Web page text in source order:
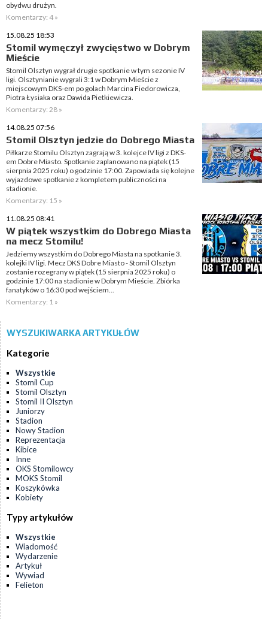
obydwu drużyn.
Komentarzy: 4 »
15.08.25 18:53
Stomil wymęczył zwycięstwo w Dobrym
Mieście
Stomil Olsztyn wygrał drugie spotkanie w tym sezonie IV
ligi. Olsztynianie wygrali 3:1 w Dobrym Mieście z
miejscowym DKS-em po golach Marcina Fiedorowicza,
Piotra Łysiaka oraz Dawida Pietkiewicza.
Komentarzy: 28 »
14.08.25 07:56
Stomil Olsztyn jedzie do Dobrego Miasta
Piłkarze Stomilu Olsztyn zagrają w 3. kolejce IV ligi z DKS-
em Dobre Miasto. Spotkanie zaplanowano na piątek (15
sierpnia 2025 roku) o godzinie 17:00. Zapowiada się kolejne
wyjazdowe spotkanie z kompletem publiczności na
stadionie.
Komentarzy: 15 »
11.08.25 08:41
W piątek wszystkim do Dobrego Miasta
na mecz Stomilu!
Jedziemy wszystkim do Dobrego Miasta na spotkanie 3.
kolejki IV ligi. Mecz DKS Dobre Miasto - Stomil Olsztyn
zostanie rozegrany w piątek (15 sierpnia 2025 roku) o
godzinie 17:00 na stadionie w Dobrym Mieście. Zbiórka
fanatyków o 16:30 pod wejściem...
Komentarzy: 1 »
WYSZUKIWARKA ARTYKUŁÓW
Kategorie
Wszystkie
Stomil Cup
Stomil Olsztyn
Stomil II Olsztyn
Juniorzy
Stadion
Nowy Stadion
Reprezentacja
Kibice
Inne
OKS Stomilowcy
MOKS Stomil
Koszykówka
Kobiety
Typy artykułów
Wszystkie
Wiadomość
Wydarzenie
Artykuł
Wywiad
Felieton